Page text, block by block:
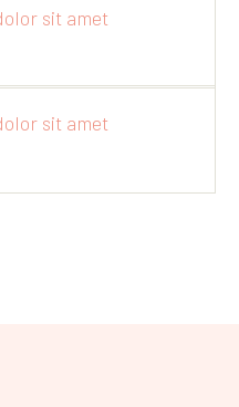
sit amet
sit amet